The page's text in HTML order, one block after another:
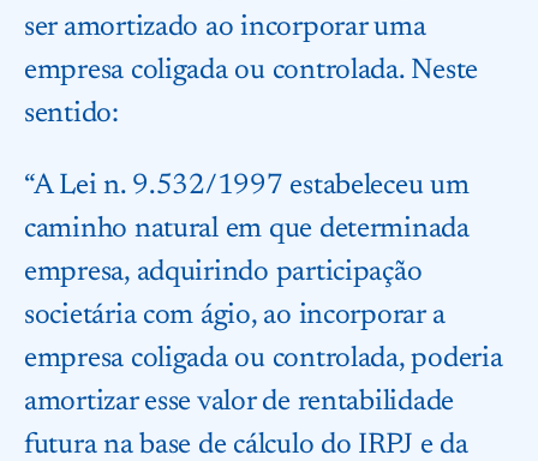
ser amortizado ao incorporar uma
empresa coligada ou controlada. Neste
sentido:
“A Lei n. 9.532/1997 estabeleceu um
caminho natural em que determinada
empresa, adquirindo participação
societária com ágio, ao incorporar a
empresa coligada ou controlada, poderia
amortizar esse valor de rentabilidade
futura na base de cálculo do IRPJ e da